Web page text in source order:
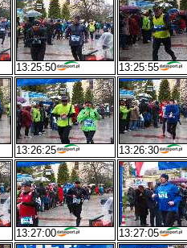
13:25:50 13:25:55
13:26:25 13:26:30
13:27:00 13:27:05